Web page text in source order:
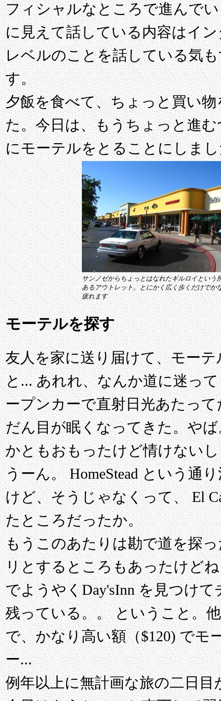
フィシャルなところで進んで
に見えて話している内容はイ
レベルのことを話している気
す。
夕飯を食べて、ちょっと買い
た。今日は、もうちょっと進
にモーテルをとることにしま
サンノゼからちょっとはなれたギルロイという
あるアウトレット。とにかく広く歩くだけでか
疲れます
モーテルを探す
友人を家に送り届けて、モー
と... あれれ、なんか道に迷っ
ープンカーで直射日光あたっ
だん目が眠くなってきた。や
かともおもったけど情けない
うーん。 HomeStead という通
けど、そうじゃなくって、 El
たところだったか。
もうこのあたりは勘で道を探
リとするところもあったけど
でようやくDay'sInn を見つけ
残っている。。 ということ。
で、かなり高い額（$120) でモ
ー...
例年以上に無計画な旅の二日目